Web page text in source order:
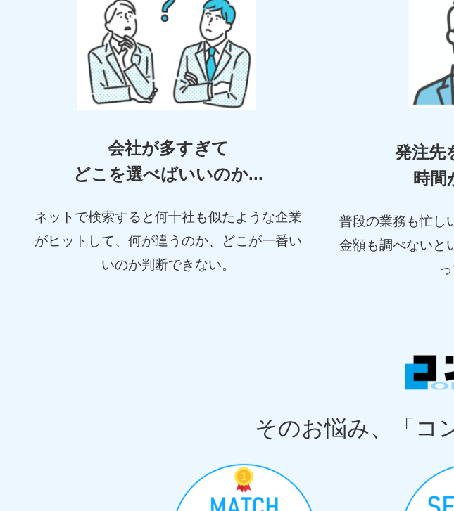
会社が多すぎて
どこを選べばいいのか...
ネットで検索すると何十社も似たような企業
がヒットして、何が違うのか、どこが一番い
いのか判断できない。
発注先
時間
普段の業務も忙し
金額も調べないと
そのお悩み、「コ